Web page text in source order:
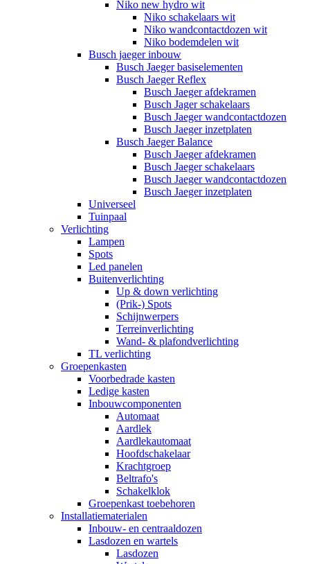
Niko new hydro wit
Niko schakelaars wit
Niko wandcontactdozen wit
Niko bodemdelen wit
Busch jaeger inbouw
Busch Jaeger basiselementen
Busch Jaeger Reflex
Busch Jaeger afdekramen
Busch Jager schakelaars
Busch Jaeger wandcontactdozen
Busch Jaeger inzetplaten
Busch Jaeger Balance
Busch Jaeger afdekramen
Busch Jaeger schakelaars
Busch Jaeger wandcontactdozen
Busch Jaeger inzetplaten
Universeel
Tuinpaal
Verlichting
Lampen
Spots
Led panelen
Buitenverlichting
Up & down verlichting
(Prik-) Spots
Schijnwerpers
Terreinverlichting
Wand- & plafondverlichting
TL verlichting
Groepenkasten
Voorbedrade kasten
Ledige kasten
Inbouwcomponenten
Automaat
Aardlek
Aardlekautomaat
Hoofdschakelaar
Krachtgroep
Beltrafo's
Schakelklok
Groepenkast toebehoren
Installatiematerialen
Inbouw- en centraaldozen
Lasdozen en wartels
Lasdozen